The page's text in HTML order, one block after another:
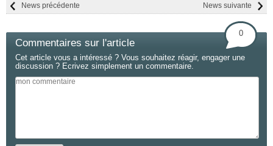
News suivante
News précédente
Commentaires sur l'article
0
Cet article vous a intéressé ? Vous souhaitez réagir, engager une
discussion ? Ecrivez simplement un commentaire.